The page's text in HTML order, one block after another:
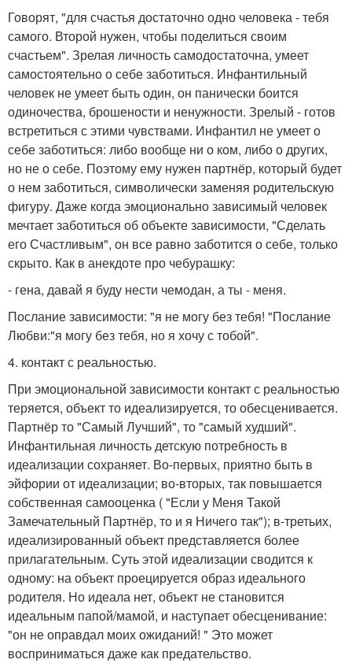
Говорят, "для счастья достаточно одно человека - тебя
самого. Второй нужен, чтобы поделиться своим
счастьем". Зрелая личность самодостаточна, умеет
самостоятельно о себе заботиться. Инфантильный
человек не умеет быть один, он панически боится
одиночества, брошености и ненужности. Зрелый - готов
встретиться с этими чувствами. Инфантил не умеет о
себе заботиться: либо вообще ни о ком, либо о других,
но не о себе. Поэтому ему нужен партнёр, который будет
о нем заботиться, символически заменяя родительскую
фигуру. Даже когда эмоционально зависимый человек
мечтает заботиться об объекте зависимости, "Сделать
его Счастливым", он все равно заботится о себе, только
скрыто. Как в анекдоте про чебурашку:
- гена, давай я буду нести чемодан, а ты - меня.
Послание зависимости: "я не могу без тебя! "Послание
Любви:"я могу без тебя, но я хочу с тобой".
4. контакт с реальностью.
При эмоциональной зависимости контакт с реальностью
теряется, объект то идеализируется, то обесценивается.
Партнёр то "Самый Лучший", то "самый худший".
Инфантильная личность детскую потребность в
идеализации сохраняет. Во-первых, приятно быть в
эйфории от идеализации; во-вторых, так повышается
собственная самооценка ( "Если у Меня Такой
Замечательный Партнёр, то и я Ничего так"); в-третьих,
идеализированный объект представляется более
прилагательным. Суть этой идеализации сводится к
одному: на объект проецируется образ идеального
родителя. Но идеала нет, объект не становится
идеальным папой/мамой, и наступает обесценивание:
"он не оправдал моих ожиданий! " Это может
восприниматься даже как предательство.